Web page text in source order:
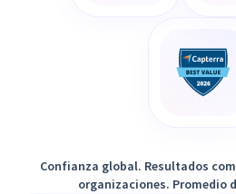
Confianza global. Resultados
organizaciones. Promedio